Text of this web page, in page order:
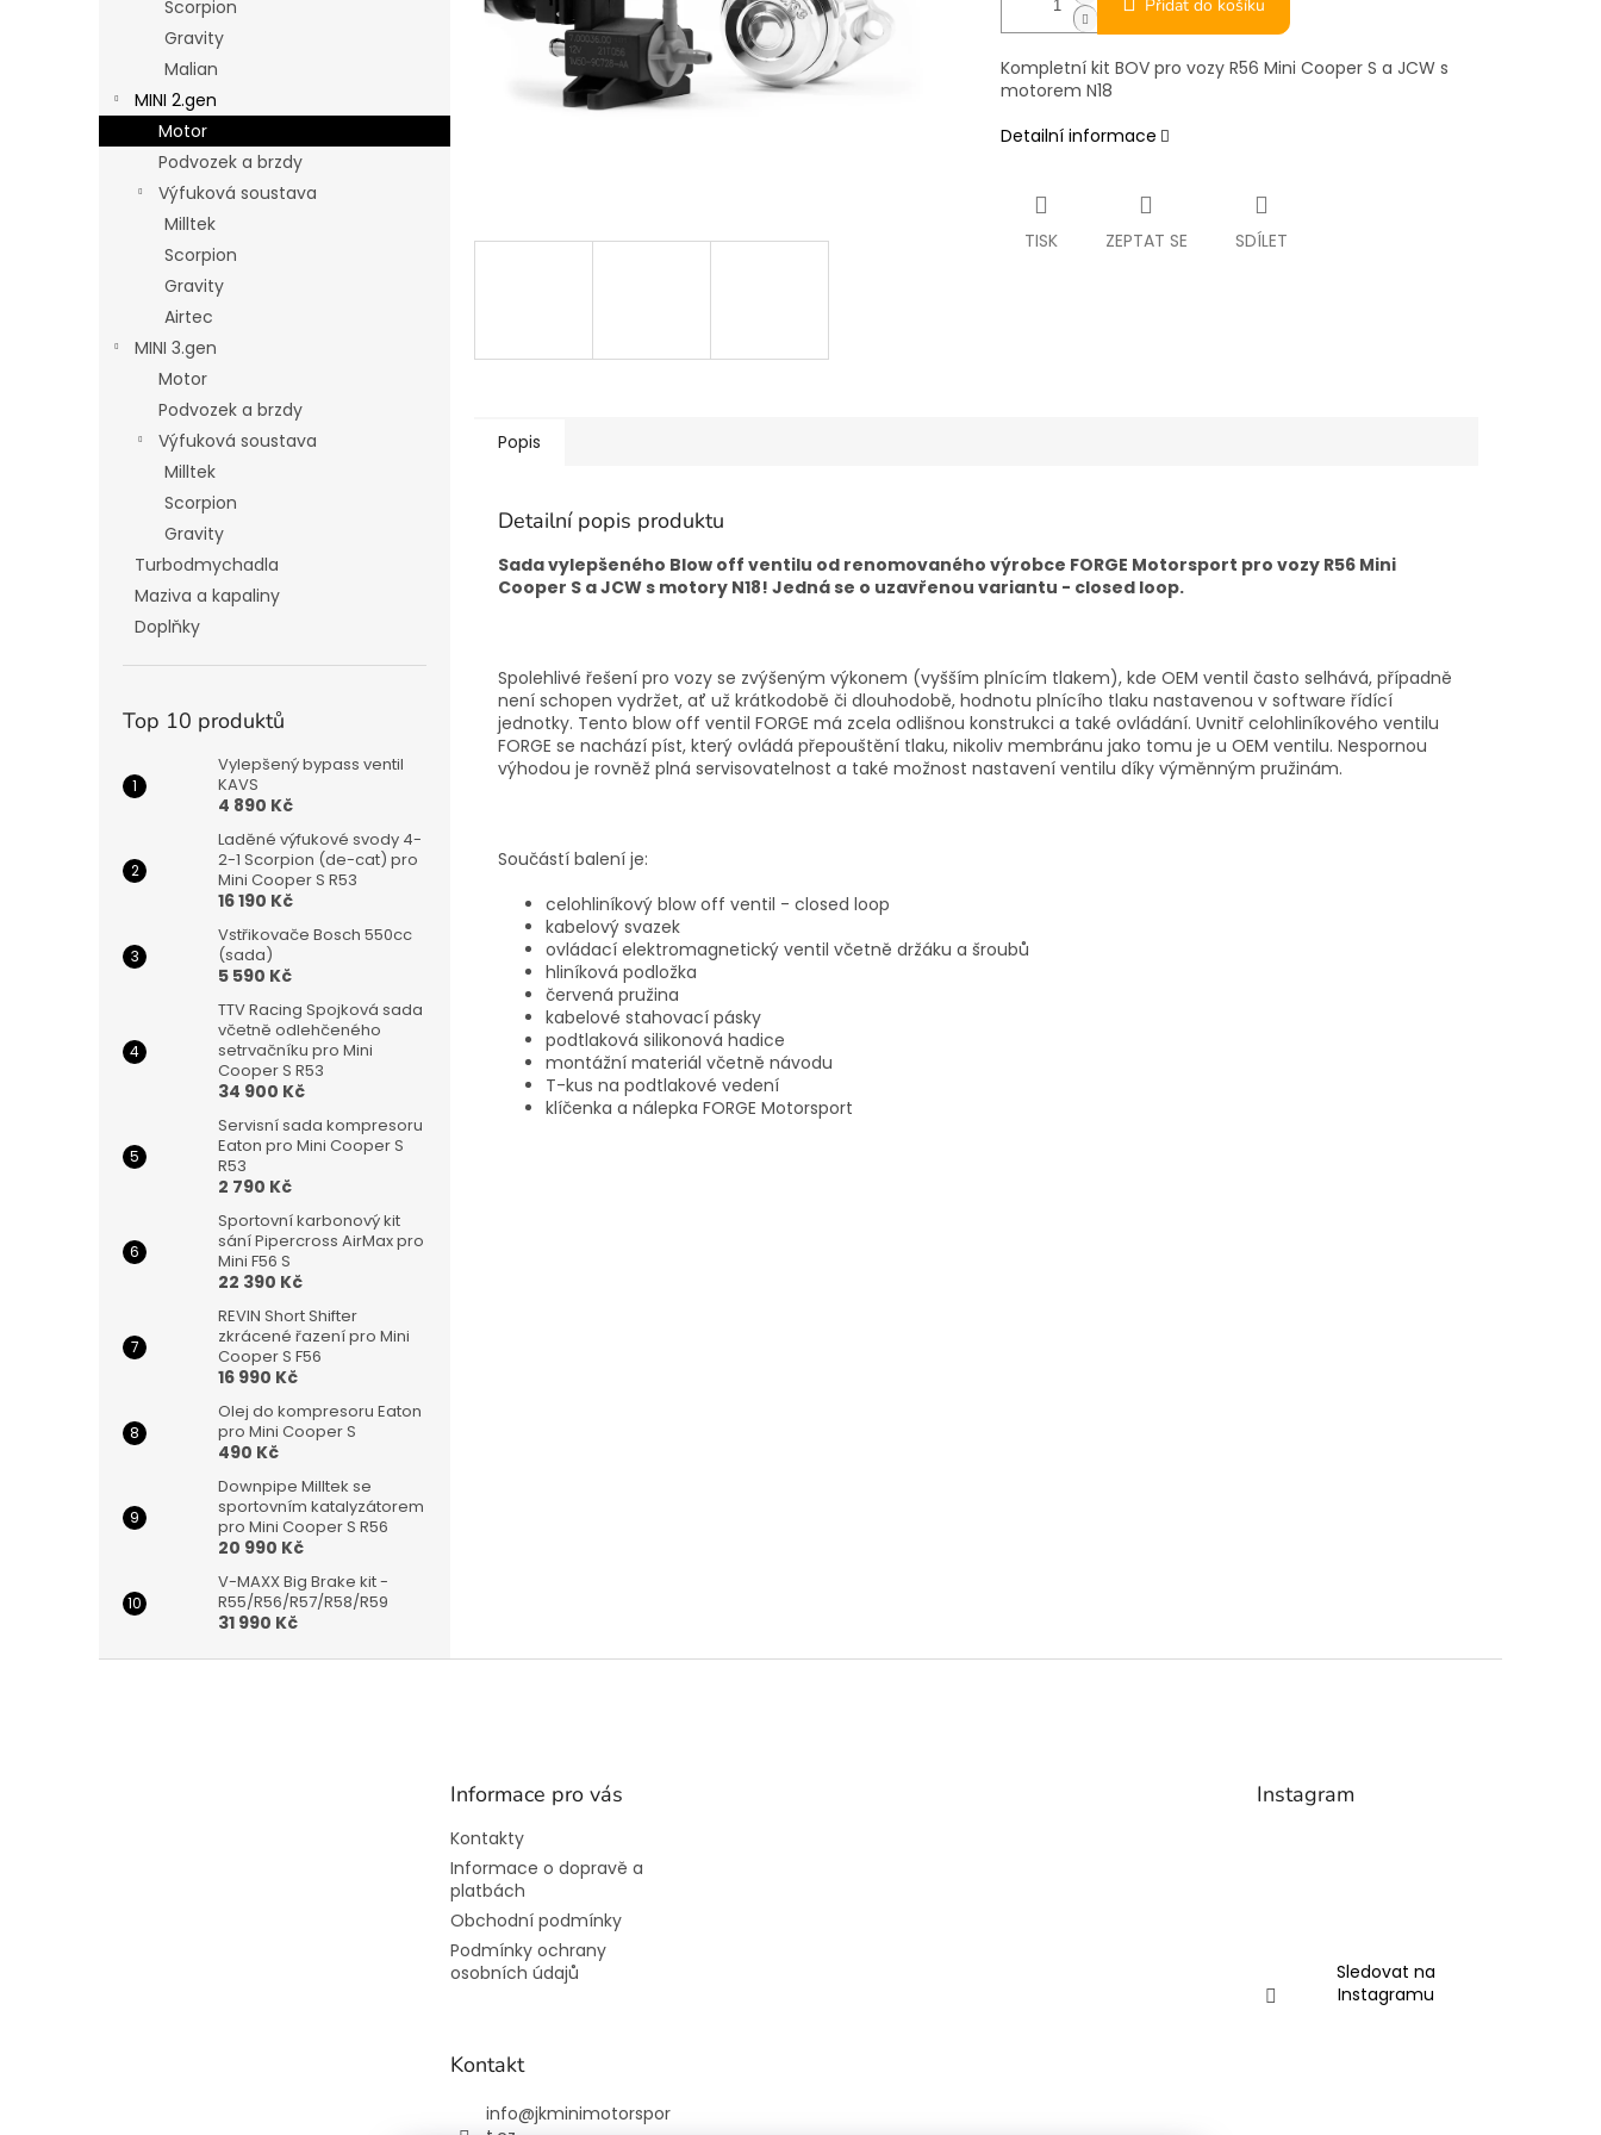
Scorpion
Gravity
Malian
MINI 2.gen
Motor
Podvozek a brzdy
Výfuková soustava
Milltek
Scorpion
Gravity
Airtec
MINI 3.gen
Motor
Podvozek a brzdy
Výfuková soustava
Milltek
Scorpion
Gravity
Turbodmychadla
Maziva a kapaliny
Doplňky
Top 10 produktů
Vylepšený bypass ventil
KAVS
4 890 Kč
Laděné výfukové svody 4-
2-1 Scorpion (de-cat) pro
Mini Cooper S R53
16 190 Kč
Vstřikovače Bosch 550cc
(sada)
5 590 Kč
TTV Racing Spojková sada
včetně odlehčeného
setrvačníku pro Mini
Cooper S R53
34 900 Kč
Servisní sada kompresoru
Eaton pro Mini Cooper S
R53
2 790 Kč
Sportovní karbonový kit
sání Pipercross AirMax pro
Mini F56 S
22 390 Kč
REVIN Short Shifter
zkrácené řazení pro Mini
Cooper S F56
16 990 Kč
Olej do kompresoru Eaton
pro Mini Cooper S
490 Kč
Downpipe Milltek se
sportovním katalyzátorem
pro Mini Cooper S R56
20 990 Kč
V-MAXX Big Brake kit -
R55/R56/R57/R58/R59
31 990 Kč
Přidat do košíku
Kompletní kit BOV pro vozy R56 Mini Cooper S a JCW s
motorem N18
Detailní informace
TISK ZEPTAT SE SDÍLET
Popis
Detailní popis produktu
Sada vylepšeného Blow off ventilu od renomovaného výrobce FORGE Motorsport pro vozy R56 Mini
Cooper S a JCW s motory N18! Jedná se o uzavřenou variantu - closed loop.
Spolehlivé řešení pro vozy se zvýšeným výkonem (vyšším plnícím tlakem), kde OEM ventil často selhává, případně
není schopen vydržet, ať už krátkodobě či dlouhodobě, hodnotu plnícího tlaku nastavenou v software řídící
jednotky. Tento blow off ventil FORGE má zcela odlišnou konstrukci a také ovládání. Uvnitř celohliníkového ventilu
FORGE se nachází píst, který ovládá přepouštění tlaku, nikoliv membránu jako tomu je u OEM ventilu. Nespornou
výhodou je rovněž plná servisovatelnost a také možnost nastavení ventilu díky výměnným pružinám.
Součástí balení je:
celohliníkový blow off ventil - closed loop
kabelový svazek
ovládací elektromagnetický ventil včetně držáku a šroubů
hliníková podložka
červená pružina
kabelové stahovací pásky
podtlaková silikonová hadice
montážní materiál včetně návodu
T-kus na podtlakové vedení
klíčenka a nálepka FORGE Motorsport
Informace pro vás
Kontakty
Informace o dopravě a
platbách
Obchodní podmínky
Podmínky ochrany
osobních údajů
Instagram
Sledovat na
Instagramu
Kontakt
info@jkminimotorspor